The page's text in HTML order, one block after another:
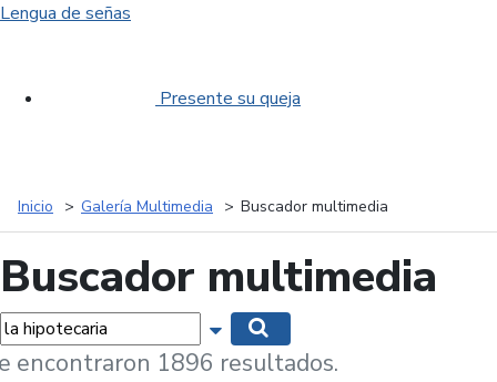
Lengua de señas
Presente su queja
Inicio Galería Multimedia Buscador multimedia
Buscador multimedia
Mostrar opciones de búsqueda
encontraron 1896 resultados.